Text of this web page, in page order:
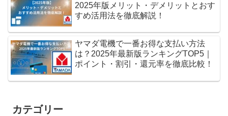
2025年版メリット・デメリットとおす
すめ活用法を徹底解説！
ヤマダ電機で一番お得な支払い方法
は？2025年最新版ランキングTOP5｜
ポイント・割引・還元率を徹底比較！
カテゴリー